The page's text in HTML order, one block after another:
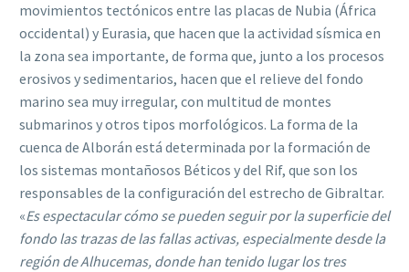
movimientos tectónicos entre las placas de Nubia (África
occidental) y Eurasia, que hacen que la actividad sísmica en
la zona sea importante, de forma que, junto a los procesos
erosivos y sedimentarios, hacen que el relieve del fondo
marino sea muy irregular, con multitud de montes
submarinos y otros tipos morfológicos. La forma de la
cuenca de Alborán está determinada por la formación de
los sistemas montañosos Béticos y del Rif, que son los
responsables de la configuración del estrecho de Gibraltar.
«Es espectacular cómo se pueden seguir por la superficie del
fondo las trazas de las fallas activas, especialmente desde la
región de Alhucemas, donde han tenido lugar los tres